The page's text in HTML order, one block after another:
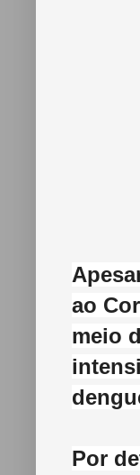
ao
meio
Por